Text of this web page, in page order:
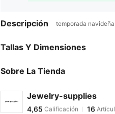
Descripción temporada
Tallas Y Dimensiones
Sobre La Tienda
Jewelry-supplies
4,65
4,65 Calificación 16
C***useguidoHace